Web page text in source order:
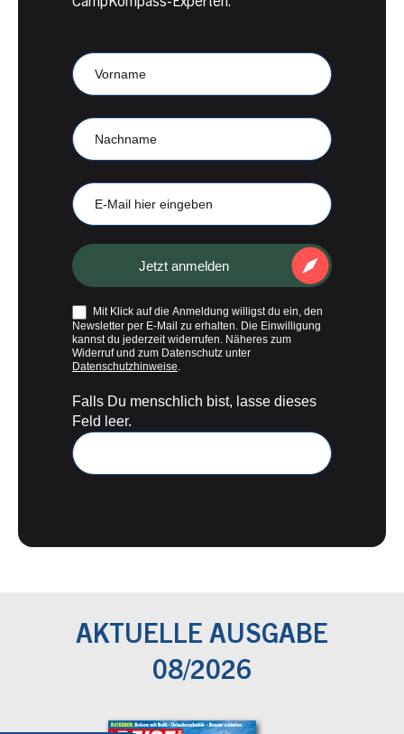
CampKompass
Vorname
Nachname
Mail
Jetzt anmelden
Mit Klick auf die Anmeldung willigst du ein, den
Newsletter per E-Mail zu erhalten. Die Einwilligung
kannst du jederzeit widerrufen. Näheres zum
Widerruf und zum Datenschutz unter
Datenschutzhinweise.
Falls Du menschlich bist, lasse dieses
Feld leer.
AKTUELLE AUSGABE
08/2026